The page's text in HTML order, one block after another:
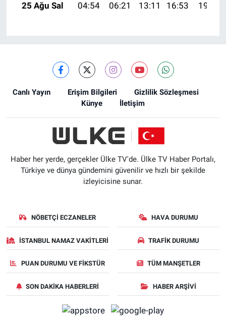
25 Ağu Sal
04:54 06:21 13:11 16:53 19:51
Canlı Yayın Erişim Bilgileri
Gizlilik Sözleşmesi
Künye
İletişim
Haber her yerde, gerçekler Ülke TV'de. Ülke TV Haber Portalı,
Türkiye ve dünya gündemini güvenilir ve hızlı bir şekilde
izleyicisine sunar.
NÖBETÇI ECZANELER HAVA DURUMU
İSTANBUL NAMAZ VAKITLERI TRAFIK DURUMU
PUAN DURUMU VE FIKSTÜR TÜM MANŞETLER
SON DAKIKA HABERLERI HABER ARŞIVI